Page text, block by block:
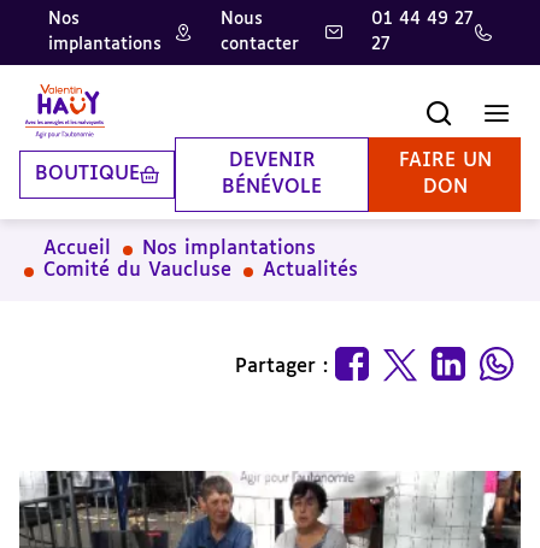
Aller
contenu
principal
Aller
pied
de
page
Aller
la
recherche
Nos
implantations
Nous
contacter
01 44 49 27
27
BOUTIQUE
DEVENIR
BÉNÉVOLE
FAIRE UN
DON
Accueil
Nos implantations
Comité du Vaucluse
Actualités
Partager :